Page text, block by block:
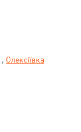
, Олексіївка